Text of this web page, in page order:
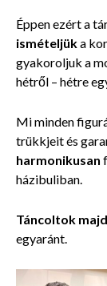
Éppen ezért a
ismételjüka
gyakoroljuk a
hétről – hétre
Mi minden
trükkjeit és
harmonikusan
házibuliban.
Táncoltok majd
egyaránt.